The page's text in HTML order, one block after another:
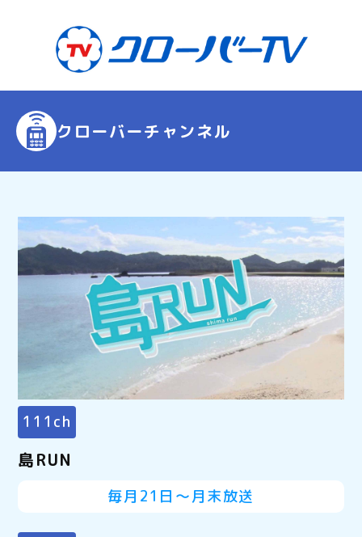
クローバーチャンネル
111ch
島RUN
毎月21日～月末放送